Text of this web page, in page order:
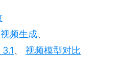
频生成、
、 视频模型对比